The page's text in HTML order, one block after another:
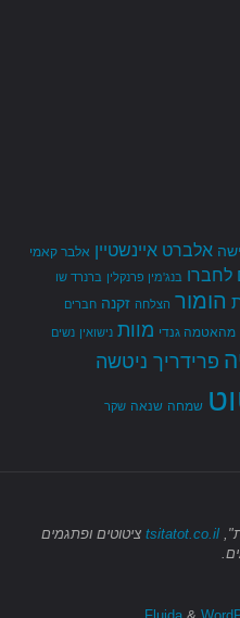
אלברט איינשטיין אלבר קאמי
לחברו בנג'מין פרנקלין ברנרד שו
הומור הצלחה זקנה חברים
מהאטמה גנדי מוות נישואין נשים
פרידריך ניטשה
שמחה שנאה שקר
tsitatot.co.il ציטוטים ופתגמים